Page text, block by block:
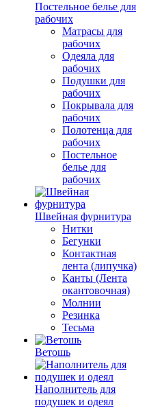
Постельное белье для
рабочих
Матрасы для
рабочих
Одеяла для
рабочих
Подушки для
рабочих
Покрывала для
рабочих
Полотенца для
рабочих
Постельное
белье для
рабочих
Швейная фурнитура
Нитки
Бегунки
Контактная
лента (липучка)
Канты (Лента
окантовочная)
Молнии
Резинка
Тесьма
Ветошь
Наполнитель для
подушек и одеял